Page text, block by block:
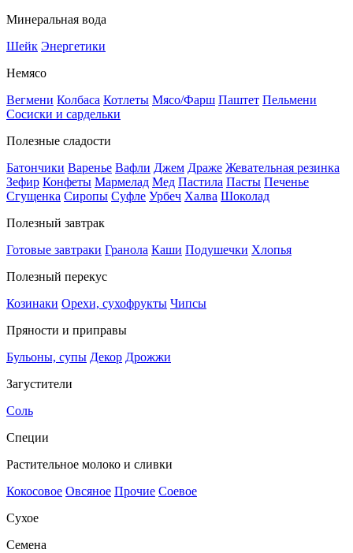
Минеральная вода
Шейк Энергетики
Немясо
Вегмени Колбаса Котлеты Мясо/Фарш Паштет Пельмени
Сосиски и сардельки
Полезные сладости
Батончики Варенье Вафли Джем Драже Жевательная резинка
Зефир Конфеты Мармелад Мед Пастила Пасты Печенье
Сгущенка Сиропы Суфле Урбеч Халва Шоколад
Полезный завтрак
Готовые завтраки Гранола Каши Подушечки Хлопья
Полезный перекус
Козинаки Орехи, сухофрукты Чипсы
Пряности и приправы
Бульоны, супы Декор Дрожжи
Загустители
Соль
Специи
Растительное молоко и сливки
Кокосовое Овсяное Прочие Соевое
Сухое
Семена